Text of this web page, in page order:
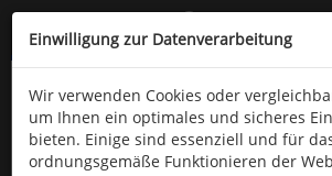
Kompletten Head der Seite
oder (06766) 9323-960
Einwilligung zur Datenverarbeitung
Wir verwenden Cookies oder
um Ihnen ein optimales und sicheres
bieten. Einige sind essenziell und für
ordnungsgemäße Funktionieren der